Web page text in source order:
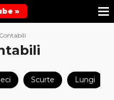
»
Scurte Lungi